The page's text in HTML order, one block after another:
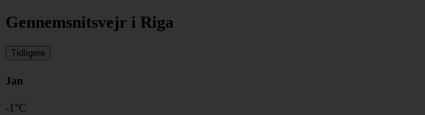
Gennemsnitsvejr i Riga
Tidligere
Jan
-1°C